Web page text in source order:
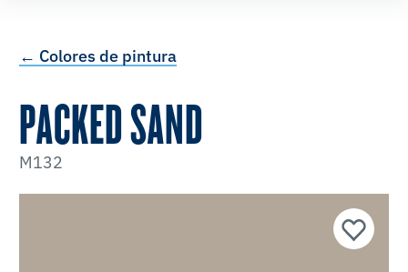
← Colores de pintura
PACKED SAND
M132